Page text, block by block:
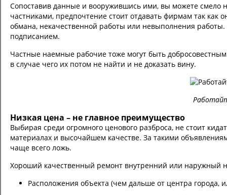
Сопоставив данные и вооружившись ими, вы можете
частниками, предпочтение стоит отдавать фирмам так как
обмана, некачественной работы или невыполнения работы.
подписанием.
Частные наемные рабочие тоже могут быть
в случае чего их потом не найти и не доказать вину.
Низкая цена – не главное преимущество
Выбирая среди огромного ценового разброса, не стоит
материалах и высочайшем качестве. За такими
чаще всего ложь.
Хороший качественный ремонт внутренний или наружный
Расположения объекта (чем дальше от центра города,